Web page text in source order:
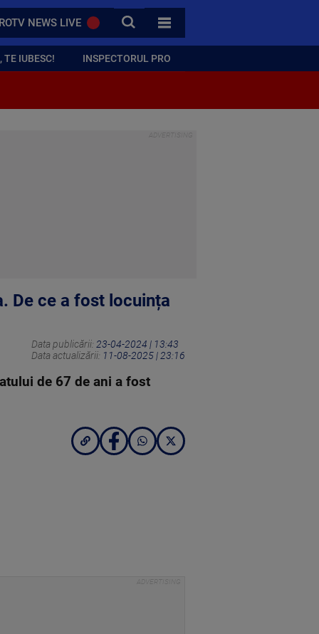
NEWS LIVE CAUTA
TOATE CATEGORIILE
TE IUBESC! INSPECTORUL PRO
De ce a fost locuința
Data publicării: 23-04-2024 | 13:43
Data actualizării: 11-08-2025 | 23:16
de 67 de ani a fost